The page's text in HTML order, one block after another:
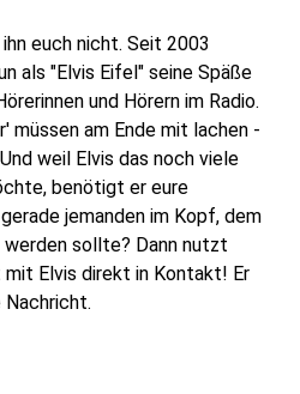
euch nicht. Seit 2003
als "Elvis Eifel" seine Späße
und Hörern im Radio.
müssen am Ende mit lachen -
weil Elvis das noch viele
benötigt er eure
jemanden im Kopf, dem
sollte? Dann nutzt
Elvis direkt in Kontakt! Er